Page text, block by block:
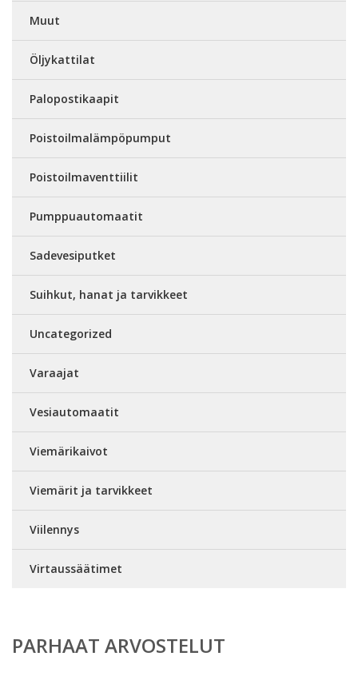
Muut
Öljykattilat
Palopostikaapit
Poistoilmalämpöpumput
Poistoilmaventtiilit
Pumppuautomaatit
Sadevesiputket
Suihkut, hanat ja tarvikkeet
Uncategorized
Varaajat
Vesiautomaatit
Viemärikaivot
Viemärit ja tarvikkeet
Viilennys
Virtaussäätimet
PARHAAT ARVOSTELUT